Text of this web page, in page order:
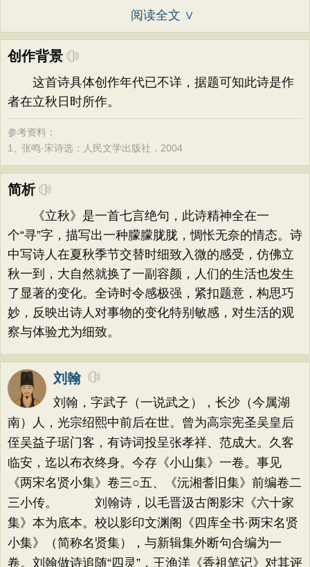
阅读全文 ∨
创作背景
这首诗具体创作年代已不详，据题可知此诗是作
者在立秋日时所作。
参考资料：
1、张鸣·宋诗选：人民文学出版社，2004
简析
《立秋》是一首七言绝句，此诗精神全在一
个“寻”字，描写出一种朦朦胧胧，惆怅无奈的情态。诗
中写诗人在夏秋季节交替时细致入微的感受，仿佛立
秋一到，大自然就换了一副容颜，人们的生活也发生
了显著的变化。全诗时令感极强，紧扣题意，构思巧
妙，反映出诗人对事物的变化特别敏感，对生活的观
察与体验尤为细致。
刘翰
刘翰，字武子（一说武之），长沙（今属湖
南）人，光宗绍熙中前后在世。曾为高宗宪圣吴皇后
侄吴益子琚门客，有诗词投呈张孝祥、范成大。久客
临安，迄以布衣终身。今存《小山集》一卷。事见
《两宋名贤小集》卷三○五、《沅湘耆旧集》前编卷二
三小传。 刘翰诗，以毛晋汲古阁影宋《六十家
集》本为底本。校以影印文渊阁《四库全书·两宋名贤
小集》（简称名贤集），与新辑集外断句合编为一
卷。刘翰做诗追随“四灵”，王渔洋《香祖笔记》对其评